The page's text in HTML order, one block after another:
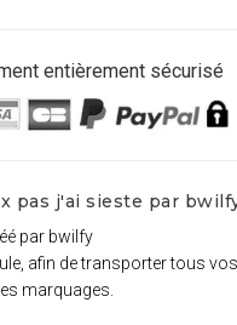
entièrement sécurisé
pas j'ai sieste par
par bwilfy
afin de transporter tous
marquages.